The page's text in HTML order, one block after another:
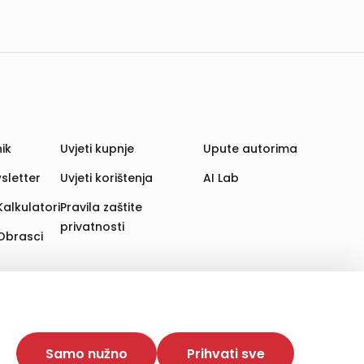
Time poboljšavamo korisničko iskustvo,
web stranica i uređaja u tu svrhu. Naši partneri
Samo nužno Prihvati sve
Uvjeti kupnje
Uvjeti korištenja
Pravila zaštite
privatnosti
Upute autorima
AI Lab